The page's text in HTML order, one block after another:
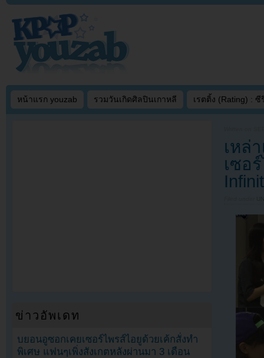
หน้าแรก youzab รวมวันเกิดศิลปินเกาหลี เรตติ้ง (Rating) : ซี
เหล่
เซอ
ข่าวอัพเดท
บยอนอูซอกเคยเซอร์ไพรส์ไอยูด้วยเค้กสั่งทำ
พิเศษ แฟนๆเพิ่งสังเกตหลังผ่านมา 3 เดือน